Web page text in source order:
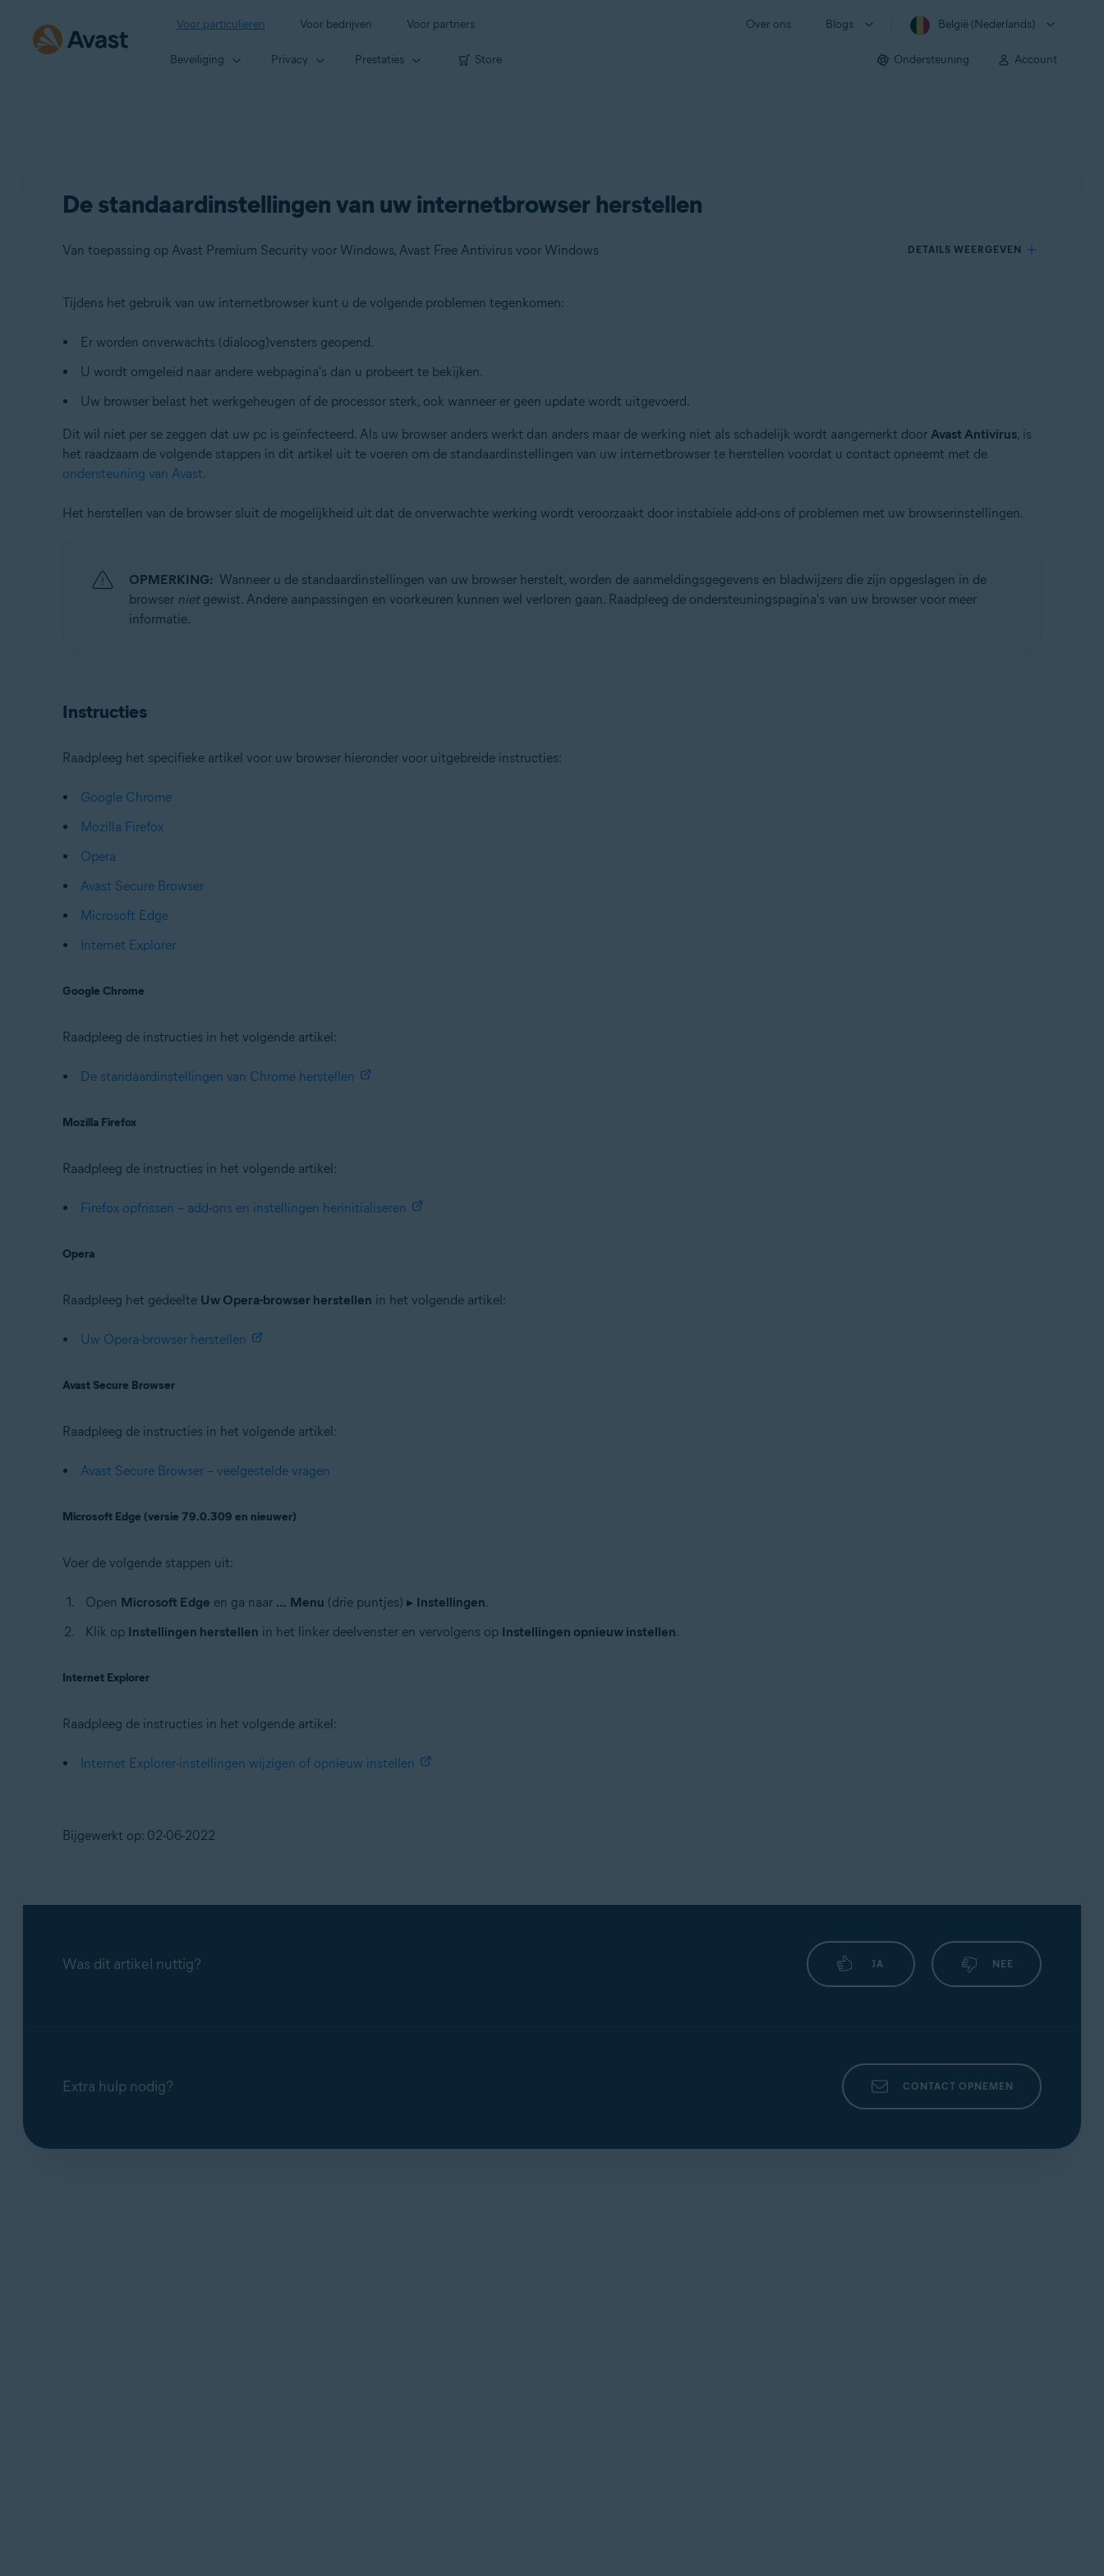
Voor particulieren Voor bedrijven Voor partners Over ons Blogs België (Nederlands)
Beveiliging Privacy Prestaties Store Ondersteuning Account
De standaardinstellingen van uw internetbrowser herstellen
Van toepassing op Avast Premium Security voor Windows, Avast Free Antivirus voor Windows DETAILS WEERGEVEN
Avast Premium Security 20.x voor Windows
Besturingssystemen:
Microsoft Windows 10 Home / Pro / Enterprise / Education – 32-/64-bits
Microsoft Windows 8.1 / Pro / Enterprise – 32-/64-bits
Microsoft Windows 8 / Pro / Enterprise – 32-/64-bits
Tijdens het gebruik van uw internetbrowser kunt u de volgende problemen tegenkomen:
Er worden onverwachts (dialoog)vensters geopend.
U wordt omgeleid naar andere webpagina's dan u probeert te bekijken.
Uw browser belast het werkgeheugen of de processor sterk, ook wanneer er geen update wordt uitgevoerd.
Dit wil niet per se zeggen dat uw pc is geïnfecteerd. Als uw browser anders werkt dan anders maar de werking niet als schadelijk wordt aangemerkt door Avast Antivirus, is
het raadzaam de volgende stappen in dit artikel uit te voeren om de standaardinstellingen van uw internetbrowser te herstellen voordat u contact opneemt met de
ondersteuning van Avast.
Het herstellen van de browser sluit de mogelijkheid uit dat de onverwachte werking wordt veroorzaakt door instabiele add-ons of problemen met uw browserinstellingen.
OPMERKING: Wanneer u de standaardinstellingen van uw browser herstelt, worden de aanmeldingsgegevens en bladwijzers die zijn opgeslagen in de
browser nietgewist. Andere aanpassingen en voorkeuren kunnen wel verloren gaan. Raadpleeg de ondersteuningspagina's van uw browser voor meer
informatie.
Instructies
Raadpleeg het specifieke artikel voor uw browser hieronder voor uitgebreide instructies:
Google Chrome
Mozilla Firefox
Opera
Avast Secure Browser
Microsoft Edge
Internet Explorer
Google Chrome
Raadpleeg de instructies in het volgende artikel:
De standaardinstellingen van Chrome herstellen
Mozilla Firefox
Raadpleeg de instructies in het volgende artikel:
Firefox opfrissen – add-ons en instellingen herinitialiseren
Opera
Raadpleeg het gedeelte Uw Opera-browser herstellen in het volgende artikel:
Uw Opera-browser herstellen
Avast Secure Browser
Raadpleeg de instructies in het volgende artikel:
Avast Secure Browser – veelgestelde vragen
Microsoft Edge (versie 79.0.309 en nieuwer)
Voer de volgende stappen uit:
Open Microsoft Edge en ga naar … Menu (drie puntjes) ▸ Instellingen.
Klik op Instellingen herstellen in het linker deelvenster en vervolgens op Instellingen opnieuw instellen.
Internet Explorer
Raadpleeg de instructies in het volgende artikel:
Internet Explorer-instellingen wijzigen of opnieuw instellen
Bijgewerkt op: 02-06-2022
Was dit artikel nuttig? JA NEE
Extra hulp nodig? CONTACT OPNEMEN